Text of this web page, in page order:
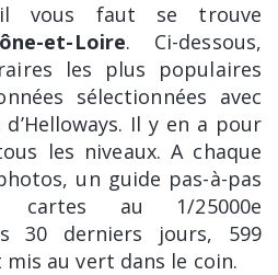
vous faut se trouve
et-Loire. Ci-dessous,
les plus populaires
sélectionnées avec
Il y en a pour
les niveaux. A chaque
un guide pas-à-pas
au 1/25000e
30 derniers jours, 599
au vert dans le coin.